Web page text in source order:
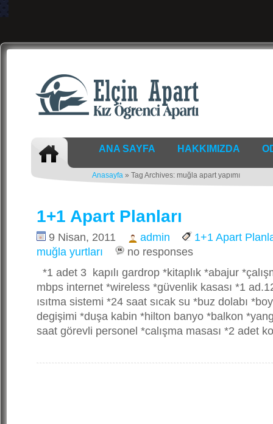
ANA SAYFA HAKKIMIZDA
Anasayfa » Tag Archives: muğla apart yapımı
1+1 Apart Planları
9 Nisan, 2011 admin
1+1 Apart
muğla yurtları
no responses
*1 adet 3 kapılı gardrop *kitaplık *abajur
mbps internet *wireless *güvenlik kasası *1
ısıtma sistemi *24 saat sıcak su *buz dolabı
degişimi *duşa kabin *hilton banyo *balkon
saat görevli personel *calışma masası *2 adet